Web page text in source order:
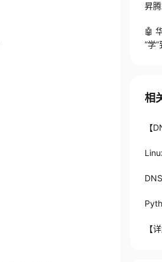
昇
🤖
“学
相
【
【